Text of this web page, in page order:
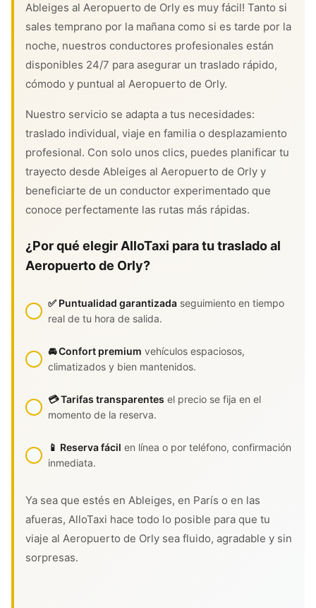
Ableiges al Aeropuerto de Orly es muy fácil! Tanto si
sales temprano por la mañana como si es tarde por la
noche, nuestros conductores profesionales están
disponibles 24/7 para asegurar un traslado rápido,
cómodo y puntual al Aeropuerto de Orly.
Nuestro servicio se adapta a tus necesidades:
traslado individual, viaje en familia o desplazamiento
profesional. Con solo unos clics, puedes planificar tu
trayecto desde Ableiges al Aeropuerto de Orly y
beneficiarte de un conductor experimentado que
conoce perfectamente las rutas más rápidas.
¿Por qué elegir AlloTaxi para tu traslado al
Aeropuerto de Orly?
✅ Puntualidad garantizada seguimiento en tiempo
real de tu hora de salida.
🚘 Confort premium vehículos espaciosos,
climatizados y bien mantenidos.
💳 Tarifas transparentes el precio se fija en el
momento de la reserva.
📱 Reserva fácil en línea o por teléfono, confirmación
inmediata.
Ya sea que estés en Ableiges, en París o en las
afueras, AlloTaxi hace todo lo posible para que tu
viaje al Aeropuerto de Orly sea fluido, agradable y sin
sorpresas.